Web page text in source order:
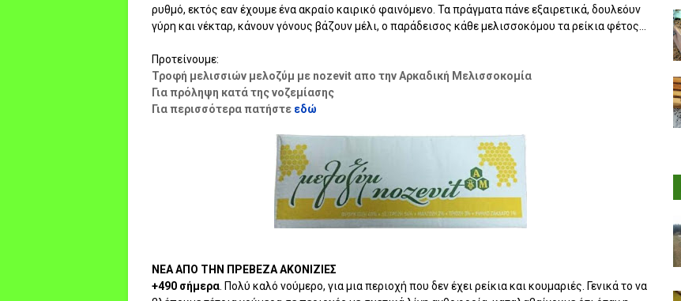
ρυθμό, εκτός εαν έχουμε ένα ακραίο καιρικό φαινόμενο. Τα πράγματα πάνε εξαιρετικά, δουλεόυν
γύρη και νέκταρ, κάνουν γόνους βάζουν μέλι, ο παράδεισος κάθε μελισσοκόμου τα ρείκια φέτος...
Προτείνουμε:
Τροφή μελισσιών μελοζύμ με nozevit απο την Αρκαδική Μελισσοκομία
Για πρόληψη κατά της νοζεμίασης
Για περισσότερα πατήστε εδώ
ΝΕΑ ΑΠΟ ΤΗΝ ΠΡΕΒΕΖΑ ΑΚΟΝΙΖΙΕΣ
+490 σήμερα . Πολύ καλό νούμερο, για μια περιοχή που δεν έχει ρείκια και κουμαριές. Γενικά το να